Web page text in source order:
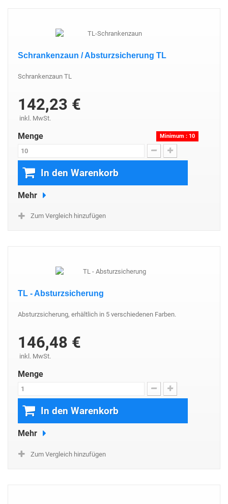
Schrankenzaun / Absturzsicherung TL
Schrankenzaun TL
142,23 €
inkl. MwSt.
Menge Minimum : 10
In den Warenkorb
Mehr
Zum Vergleich hinzufügen
TL - Absturzsicherung
Absturzsicherung, erhältlich in 5 verschiedenen Farben.
146,48 €
inkl. MwSt.
Menge
In den Warenkorb
Mehr
Zum Vergleich hinzufügen